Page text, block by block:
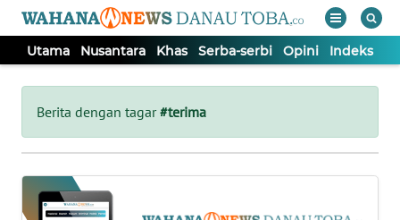
Utama Nusantara Khas Serba-serbi Opini Indeks
Berita dengan tagar#terima
Tutup
UTAMA
NUSANTARA